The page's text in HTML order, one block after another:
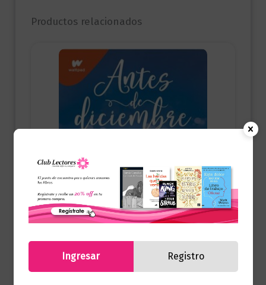
Productos relacionados
Juvenil
Ingresar Registro